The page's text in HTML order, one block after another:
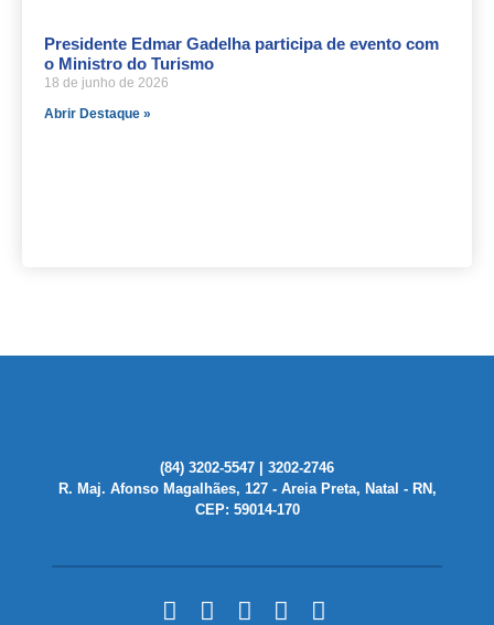
Presidente Edmar Gadelha participa de evento com
o Ministro do Turismo
18 de junho de 2026
Abrir Destaque »
(84) 3202-5547 | 3202-2746
R. Maj. Afonso Magalhães, 127 - Areia Preta, Natal - RN,
CEP: 59014-170